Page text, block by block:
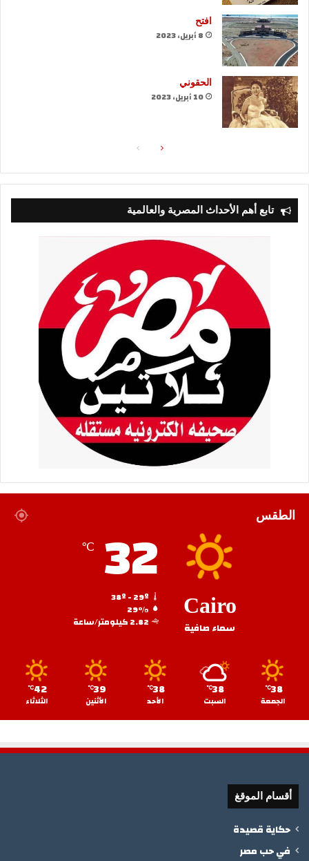
افتح
8 أبريل، 2023
الحقوني
10 أبريل، 2023
الصفحةالصفحة
تابع أهم الأحداث المصرية والعالمية
الطقس
Cairo
سماء صافية
32
℃
29%
2.82 كيلومتر/ساعة
38
℃
الجمعة
38
℃
السبت
38
℃
الأحد
39
℃
الأثنين
42
℃
الثلاثاء
أقسام الموقغ
حكاية قصيدة
في حب مصر